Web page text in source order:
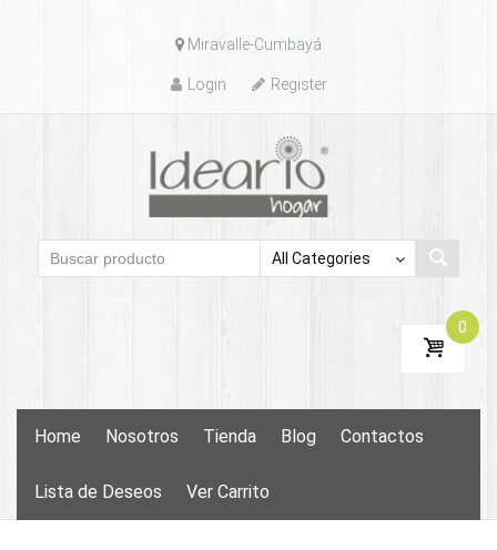
to
Miravalle-Cumbayá
Login Register
0
Home Nosotros Tienda Blog Contactos
Lista de Deseos Ver Carrito